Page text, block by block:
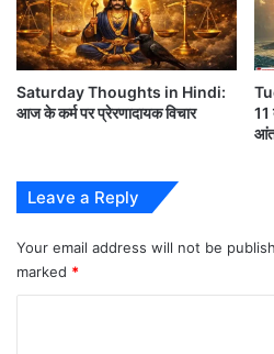
अपने WhatsApp
करें।
ऐसी ही और ताज़ा खबरों
#सुप्रभात
Saturday Thoughts in Hindi:
आज के कर्म पर प्रेरणादायक विचार
11
Leave a Reply
Your email address will not be
marked *